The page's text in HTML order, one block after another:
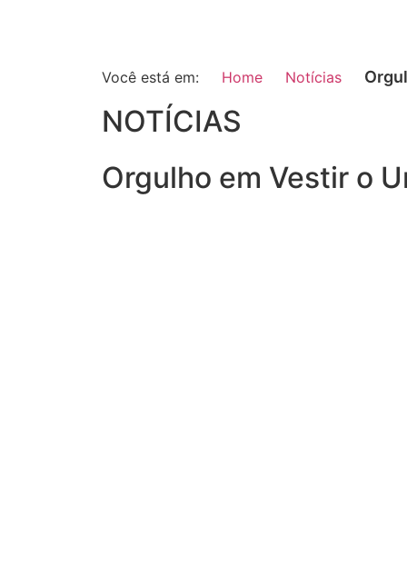
Você está em: Home Notícias
NOTÍCIAS
Orgulho em Vestir o